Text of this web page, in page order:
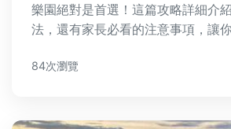
樂園絕對是首選！這篇攻略詳細介
法，還有家長必看的注意事項，讓
84次瀏覽